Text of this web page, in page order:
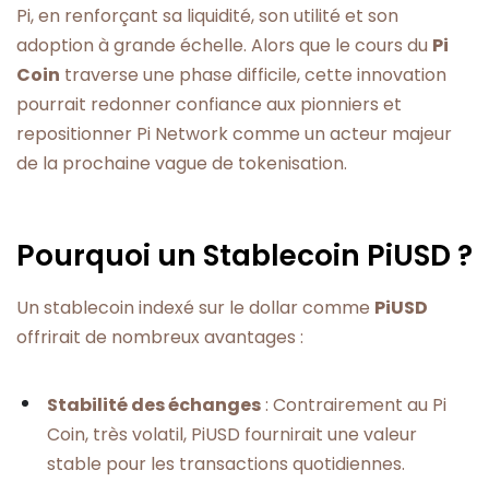
Pi, en renforçant sa liquidité, son utilité et son
adoption à grande échelle. Alors que le cours du Pi
Coin traverse une phase difficile, cette innovation
pourrait redonner confiance aux pionniers et
repositionner Pi Network comme un acteur majeur
de la prochaine vague de tokenisation.
Pourquoi un Stablecoin PiUSD ?
Un stablecoin indexé sur le dollar comme PiUSD
offrirait de nombreux avantages :
Stabilité des échanges: Contrairement au Pi
Coin, très volatil, PiUSD fournirait une valeur
stable pour les transactions quotidiennes.